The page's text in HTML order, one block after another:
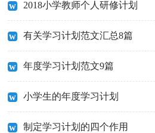
2018小学教师个人研修计划
有关学习计划范文汇总8篇
年度学习计划范文9篇
小学生的年度学习计划
制定学习计划的四个作用